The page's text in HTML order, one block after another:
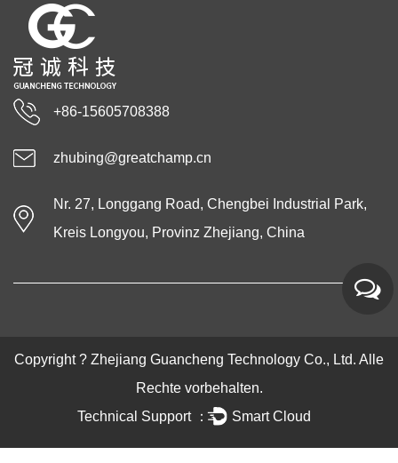
+86-15605708388
zhubing@greatchamp.cn
Nr. 27, Longgang Road, Chengbei Industrial Park,
Kreis Longyou, Provinz Zhejiang, China
Copyright ? Zhejiang Guancheng Technology Co., Ltd. Alle
Rechte vorbehalten.
Technical Support ： Smart Cloud